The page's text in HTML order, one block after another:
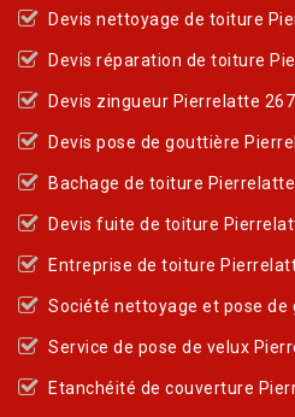
Devis nettoyage de toiture
Devis réparation de toiture
Devis zingueur Pierrelatte
Devis pose de gouttière
Bachage de toiture
Devis fuite de toiture
Entreprise de toiture
Société nettoyage et pose
Service de pose de velux
Etanchéité de couverture